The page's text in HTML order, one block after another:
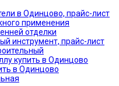
в Одинцово, прайс-лист
применения
отделки
инструмент, прайс-лист
купить в Одинцово
в Одинцово